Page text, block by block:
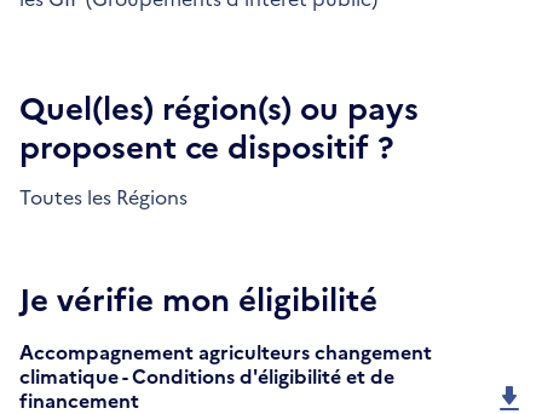
Quel(les) région(s) ou pays
proposent ce dispositif ?
Toutes les Régions
Je vérifie mon éligibilité
Accompagnement agriculteurs changement
climatique - Conditions d'éligibilité et de
financement